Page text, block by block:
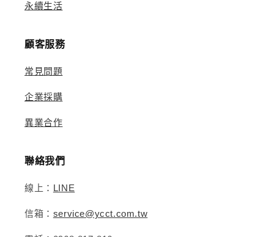
永續生活
顧客服務
常見問題
企業採購
異業合作
聯絡我們
線上： LINE
信箱： service@ycct.com.tw